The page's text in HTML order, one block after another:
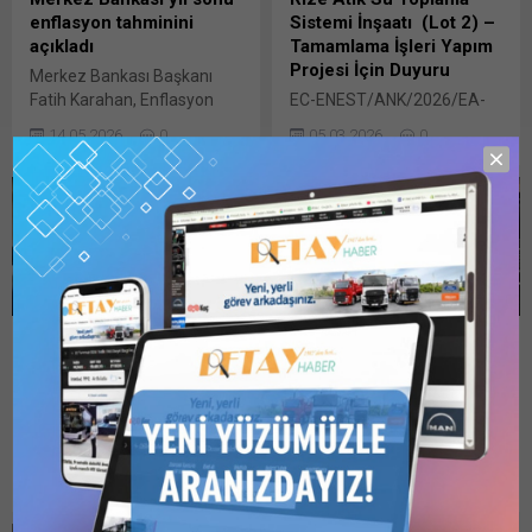
enflasyon tahminini
açıkladı
Merkez Bankası Başkanı
Fatih Karahan, Enflasyon
için ara hedefin yüzde
16’dan yüzde 24’e
yükseltildiğini açıkladı.
Karahan, belirsizlikler
nedeniyle tahmin aralığı
iletişimini kaldırma kararı
aldıklarını söylerken; yıl sonu
enflasyon tahminini 2026
için yüzde 26, 2027 için ise
yüzde 15 olarak açıkladı.
Türkiye Cumhuriyet Merkez
Bankası (TCMB) Başkanı
Fatih...
14.05.2026 0
Sistemi İnşaatı (Lot 2) –
Tamamlama İşleri Yapım
Projesi İçin Duyuru
EC-ENEST/ANK/2026/EA-
Değişikliği Bakanlığı, Avrupa
Birliği ve Dış İlişkiler Genel
Müdürlüğü: Türkiye
Cumhuriyeti Çevre,
Kentleşme ve İklim
Değişikliği Bakanlığı, Genel
Bunu paylaş: X'te
paylaşmak için tıklayın (Yeni
pencerede açılır) X Linkedln
üzerinden paylaşmak için
tıklayın (Yeni pencerede
açılır) LinkedIn WhatsApp'ta
paylaşmak için tıklayın (Yeni
pencerede açılır) WhatsApp
Facebook'ta paylaşmak için
05.03.2026 0
TBMM Plan Ve Bütçe
Komisyonunda, 2026 Yılı
Merkezi Yönetim Bütçe
Kanunu Teklifi Kabul
Edildi
2026 Yılı Merkezi Yönetim
Bütçe Kanunu Teklifi ile
2024 Yılı Merkezi Yönetim
04.12.2025 0
Küresel Yenilenebilir
Enerji Yatırımları 2024
Yılında 807 Milyar Doları
Buldu
Küresel yenilenebilir enerji
yatırımları geçen yıl 807
milyar dolara yükseldi.
GÜNCELLEME 18 Kasım
18.11.2025